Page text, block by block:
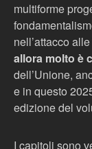
multiforme
nell’attacco
allora molto è
dell’Unione,
e in questo
edizione del
I capitoli sono